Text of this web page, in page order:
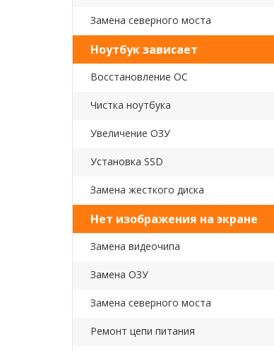
Замена северного моста
Ноутбук зависает
Восстановление ОС
Чистка ноутбука
Увеличение ОЗУ
Установка SSD
Замена жесткого диска
Нет изображения на экране
Замена видеочипа
Замена ОЗУ
Замена северного моста
Ремонт цепи питания